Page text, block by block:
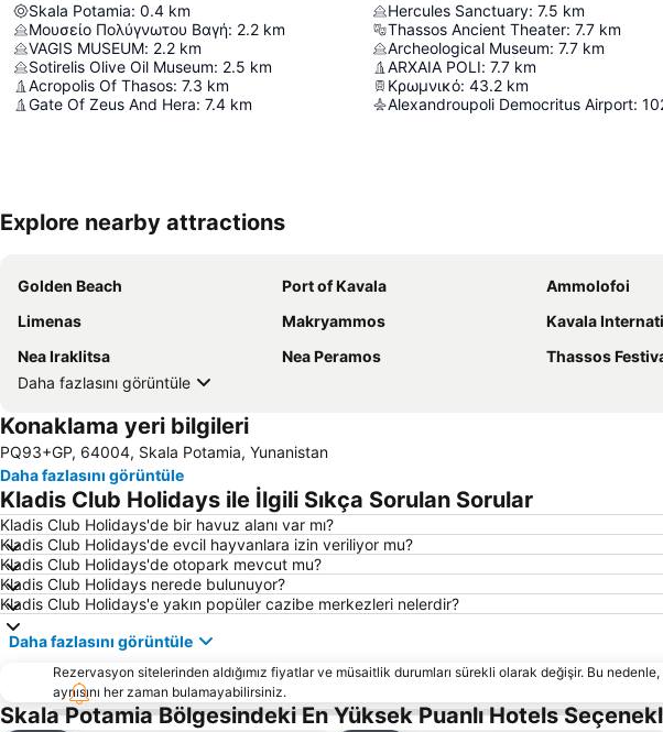
Skala Potamia: 0.4 km
Μουσείο Πολύγνωτου Βαγή: 2.2 km
VAGIS MUSEUM: 2.2 km
Sotirelis Olive Oil Museum: 2.5 km
Acropolis Of Thasos: 7.3 km
Gate Of Zeus And Hera: 7.4 km
Hercules Sanctuary: 7.5 km
Thassos Ancient Theater: 7.7 km
Archeological Museum: 7.7 km
ARXAIA POLI: 7.7 km
Κρωμνικό: 43.2 km
Alexandroupoli Democritus Airport:
Explore nearby attractions
Golden Beach Port of Kavala Ammolofoi
Limenas
Makryammos Kavala
Nea Iraklitsa
Nea Peramos Thassos
Daha fazlasını görüntüle
Konaklama yeri bilgileri
PQ93+GP, 64004, Skala Potamia, Yunanistan
Daha fazlasını görüntüle
Kladis Club Holidays ile İlgili Sıkça Sorulan Sorular
Kladis Club Holidays'de bir havuz alanı var mı?
Kladis Club Holidays'de evcil hayvanlara izin veriliyor mu?
Kladis Club Holidays'de otopark mevcut mu?
Kladis Club Holidays nerede bulunuyor?
Kladis Club Holidays'e yakın popüler cazibe merkezleri nelerdir?
Daha fazlasını görüntüle
Rezervasyon sitelerinden aldığımız fiyatlar ve müsaitlik durumları sürekli olarak değişir. Bu
aynısını her zaman bulamayabilirsiniz.
Skala Potamia Bölgesindeki En Yüksek Puanlı Hotels